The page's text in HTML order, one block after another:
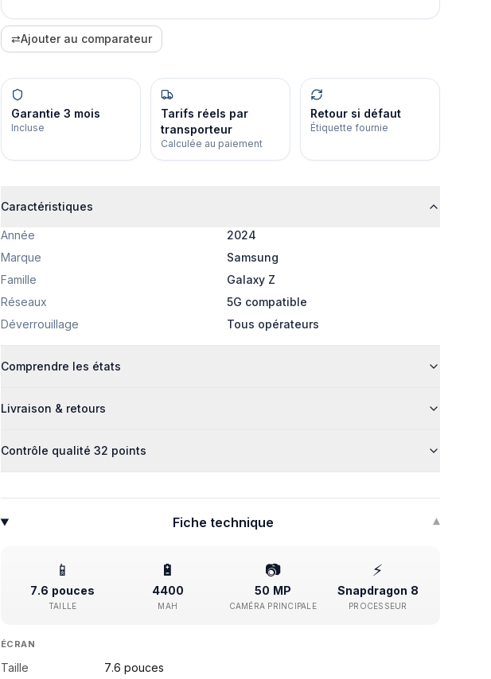
⇄Ajouter au comparateur
Garantie 3 mois
Incluse
Tarifs réels par
transporteur
Calculée au paiement
Retour si défaut
Étiquette fournie
Caractéristiques
Année
2024
Marque
Samsung
Famille
Galaxy Z
Réseaux
5G compatible
Déverrouillage
Tous opérateurs
Comprendre les états
Livraison & retours
Contrôle qualité 32 points
Fiche technique ▾
📱
7.6 pouces
TAILLE
🔋
4400
MAH
📷
50 MP
CAMÉRA PRINCIPALE
⚡
Snapdragon 8
PROCESSEUR
ÉCRAN
Taille
7.6 pouces